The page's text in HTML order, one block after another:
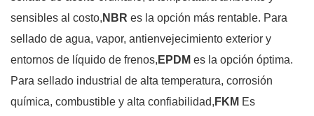
sensibles al costo, NBR es la opción más rentable. Para
sellado de agua, vapor, antienvejecimiento exterior y
entornos de líquido de frenos, EPDM es la opción óptima.
Para sellado industrial de alta temperatura, corrosión
química, combustible y alta confiabilidad, FKM Es